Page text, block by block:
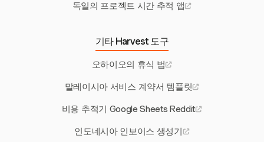
독일의 프로젝트 시간 추적 앱
기타 Harvest 도구
오하이오의 휴식 법
말레이시아 서비스 계약서 템플릿
비용 추적기 Google Sheets Reddit
인도네시아 인보이스 생성기